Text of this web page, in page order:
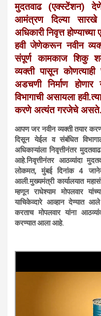
मुदतवाढ (एक्स्टेंशन) देणे
आमंत्रण दिल्या सारखे
अधिकारी निवृत्त
हवी जेणेकरून नवीन
संपूर्ण कामकाज शिकु
व्यक्ती पासून
अडचणी निर्माण होणार
विभागाची असायला
करणे अत्यंत गरजेचे असते.
आपण जर नवीन व्यक्ती तयार
दिसून येईल व संबंधित
अधिकाऱ्यांला निवृत्तीनंतर
आहे.निवृत्तीनंतर आठव्यांदा
लोकमत, मुंबई दिनांक 4
आली.मुख्यमंत्री कार्यालयात
म्हणून राधेश्याम मोपलवार
याचिकेव्दारे आव्हान देण्यात
करताच मोपलवार यांना
करण्यात आला आहे.